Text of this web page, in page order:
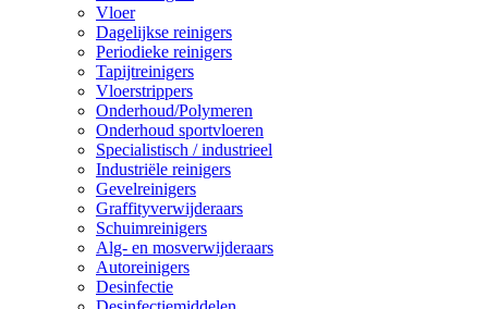
Vloer
Dagelijkse reinigers
Periodieke reinigers
Tapijtreinigers
Vloerstrippers
Onderhoud/Polymeren
Onderhoud sportvloeren
Specialistisch / industrieel
Industriële reinigers
Gevelreinigers
Graffityverwijderaars
Schuimreinigers
Alg- en mosverwijderaars
Autoreinigers
Desinfectie